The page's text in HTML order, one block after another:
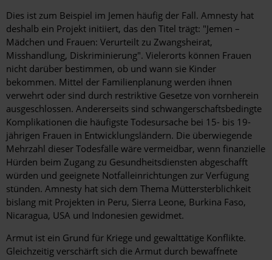
Dies ist zum Beispiel im Jemen häufig der Fall. Amnesty hat
deshalb ein Projekt initiiert, das den Titel trägt: "Jemen –
Mädchen und Frauen: Verurteilt zu Zwangsheirat,
Misshandlung, Diskriminierung". Vielerorts können Frauen
nicht darüber bestimmen, ob und wann sie Kinder
bekommen. Mittel der Familienplanung werden ihnen
verwehrt oder sind durch restriktive Gesetze von vornherein
ausgeschlossen. Andererseits sind schwangerschaftsbedingte
Komplikationen die häufigste Todesursache bei 15- bis 19-
jährigen Frauen in Entwicklungsländern. Die überwiegende
Mehrzahl dieser Todesfälle wäre vermeidbar, wenn finanzielle
Hürden beim Zugang zu Gesundheitsdiensten abgeschafft
würden und geeignete Notfalleinrichtungen zur Verfügung
stünden. Amnesty hat sich dem Thema Müttersterblichkeit
bislang mit Projekten in Peru, Sierra Leone, Burkina Faso,
Nicaragua, USA und Indonesien gewidmet.
Armut ist ein Grund für Kriege und gewalttätige Konflikte.
Gleichzeitig verschärft sich die Armut durch bewaffnete